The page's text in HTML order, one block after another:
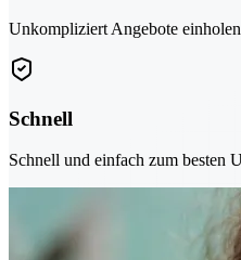
Unkompliziert Angebote
Schnell
Schnell und einfach zum besten